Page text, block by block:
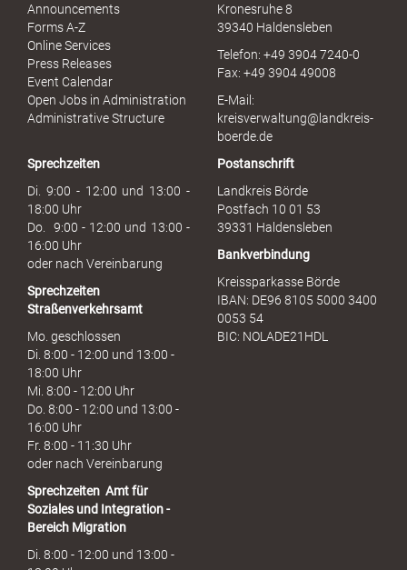
u
h
Announcements
Forms A-Z
Online Services
Press Releases
Event Calendar
Open Jobs in Administration
Administrative Structure
Kronesruhe 8
39340 Haldensleben
Telefon: +49 3904 7240-0
Fax: +49 3904 49008
E-Mail:
kreisverwaltung@landkreis-
boerde.de
Sprechzeiten
Di. 9:00 - 12:00 und 13:00 -
18:00 Uhr
Do. 9:00 - 12:00 und 13:00 -
16:00 Uhr
oder nach Vereinbarung
Sprechzeiten
Straßenverkehrsamt
Mo. geschlossen
Di. 8:00 - 12:00 und 13:00 -
18:00 Uhr
Mi. 8:00 - 12:00 Uhr
Do. 8:00 - 12:00 und 13:00 -
16:00 Uhr
Fr. 8:00 - 11:30 Uhr
oder nach Vereinbarung
Sprechzeiten Amt für
Soziales und Integration -
Bereich Migration
Di. 8:00 - 12:00 und 13:00 -
Postanschrift
Landkreis Börde
Postfach 10 01 53
39331 Haldensleben
Bankverbindung
Kreissparkasse Börde
IBAN: DE96 8105 5000 3400
0053 54
BIC: NOLADE21HDL